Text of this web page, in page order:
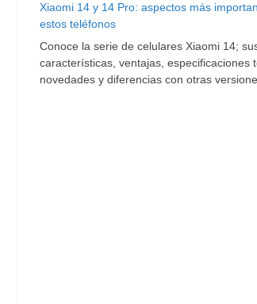
Xiaomi 14 y 14 Pro: aspectos más
estos teléfonos
Conoce la serie de celulares Xiaomi 14;
características, ventajas, especificaciones
novedades y diferencias con otras